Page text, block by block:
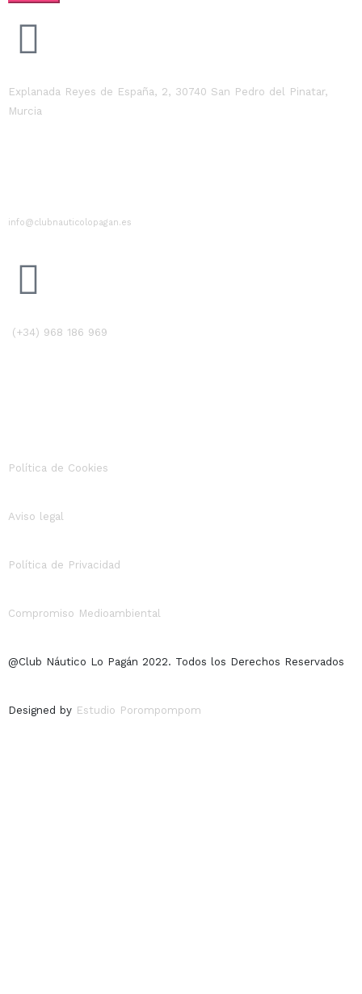
Explanada Reyes de España, 2, 30740 San Pedro del Pinatar,
Murcia
info@clubnauticolopagan.es
(+34) 968 186 969
Política de Cookies
Aviso legal
Política de Privacidad
Compromiso Medioambiental
@Club Náutico Lo Pagán 2022. Todos los Derechos Reservados
Designed by Estudio Porompompom